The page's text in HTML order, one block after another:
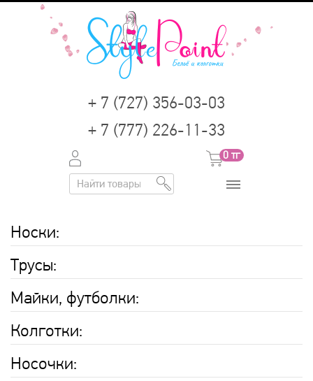
+ 7 (727) 356-03-03
+ 7 (777) 226-11-33
0 тг
Носки:
Трусы:
Майки, футболки:
Колготки:
Носочки: